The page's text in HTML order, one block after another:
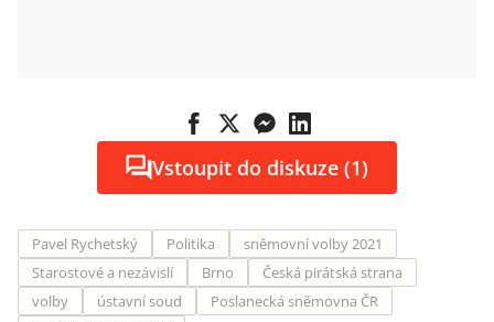
Vstoupit do diskuze (1)
Pavel Rychetský Politika
sněmovní volby 2021
Starostové a nezávislí
Brno
Česká pirátská strana
volby
ústavní soud
Poslanecká sněmovna ČR